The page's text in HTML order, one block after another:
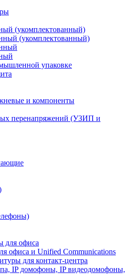
(укомплектованный)
(укомплектованный)
упаковке
и компоненты
перенапряжений (УЗИП и
для офиса
офиса и Unified Communications
для контакт-центра
IP домофоны, IP видеодомофоны,